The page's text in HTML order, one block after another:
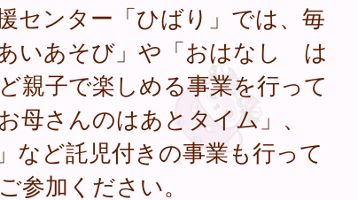
センター「ひばり」では、毎
いあそび」や「おはなし は
親子で楽しめる事業を行って
母さんのはあとタイム」、
など託児付きの事業も行って
参加ください。